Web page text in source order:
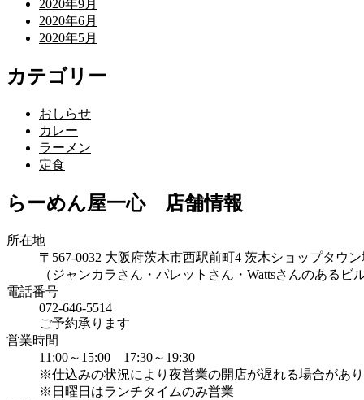
2020年9月
2020年6月
2020年5月
カテゴリー
おしらせ
カレー
ラーメン
定食
らーめん屋一心 店舗情報
所在地
〒567-0032 大阪府茨木市西駅前町4 茨木ショップタウ
（ジャンカラさん・パレットさん・Wattsさんのあるビル
電話番号
072-646-5514
ご予約承ります
営業時間
11:00～15:00 17:30～19:30
※仕込みの状況により夜営業の開店が遅れる場合があ
※日曜日はランチタイムのみ営業